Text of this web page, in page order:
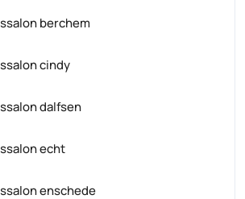
berchem
cindy
dalfsen
echt
enschede